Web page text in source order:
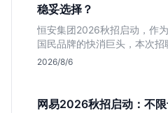
稳妥选择？
恒安集团2026秋招启动，作
国民品牌的快消巨头，本次招
深度解析管培生项目，明确文
2026/8/6
网易2026秋招启动：不